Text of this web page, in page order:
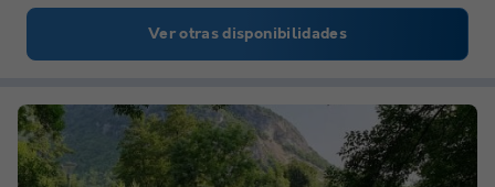
Ver otras disponibilidades